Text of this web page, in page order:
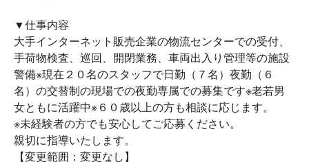
▼仕事内容
大手インターネット販売企業の物流センターでの受付、
手荷物検査、巡回、開閉業務、車両出入り管理等の施設
警備※現在２０名のスタッフで日勤（７名）夜勤（６
名）の交替制の現場での夜勤専属での募集です※老若男
女ともに活躍中※６０歳以上の方も相談に応じます。
※未経験者の方でも安心してご応募ください。
親切に指導いたします。
【変更範囲：変更なし】